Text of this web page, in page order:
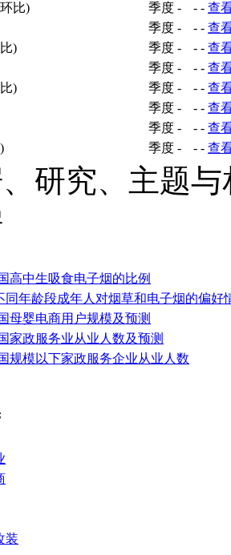
比)
季度 - - - 查
季度 - - - 查
)
季度 - - - 查
季度 - - - 查
)
季度 - - - 查
季度 - - - 查
季度 - - - 查
季度 - - - 查
研究、主题
高中生吸食电子烟的比例
同年龄段成年人对烟草和电子烟的偏好
母婴电商用户规模及预测
家政服务业从业人数及预测
规模以下家政服务企业从业人数
装